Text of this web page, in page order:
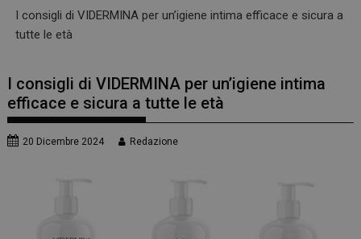
I consigli di VIDERMINA per un’igiene intima efficace e sicura a
tutte le età
I consigli di VIDERMINA per un’igiene intima
efficace e sicura a tutte le età
20 Dicembre 2024 Redazione